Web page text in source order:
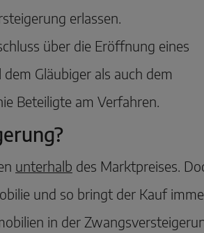
erlassen.
über die Eröffnung eines
Gläubiger als auch dem
Beteiligte am Verfahren.
unterhalb des Marktpreises.
und so bringt der Kauf
in der